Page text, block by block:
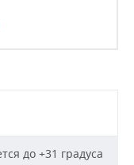
до +31 градуса